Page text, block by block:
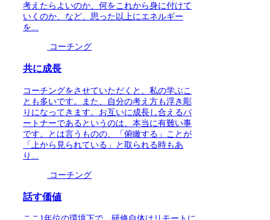
考えたらよいのか、何をこれから身に付けて
いくのか、など、思った以上にエネルギー
を...
コーチング
共に成長
コーチングをさせていただくと、私の学ぶこ
とも多いです。また、自分の考え方も浮き彫
りになってきます。お互いに成長し合えるパ
ートナーであるというのは、本当に有難い事
です。とは言うものの、「俯瞰する」ことが
「上から見られている」と取られる時もあ
り...
コーチング
話す価値